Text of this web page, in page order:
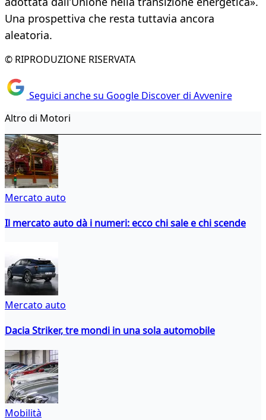
Una prospettiva che resta tuttavia ancora
aleatoria.
© RIPRODUZIONE RISERVATA
Seguici anche su Google Discover di Avvenire
Altro di Motori
Mercato auto
Il mercato auto dà i numeri: ecco chi sale e chi scende
Mercato auto
Dacia Striker, tre mondi in una sola automobile
Mobilità